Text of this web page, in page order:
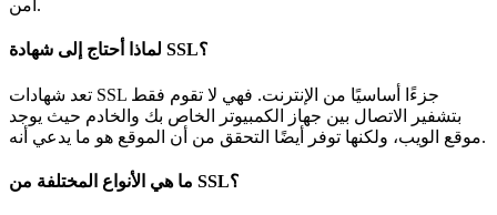
آمن.
لماذا أحتاج إلى شهادة SSL؟
تعد شهادات SSL جزءًا أساسيًا من الإنترنت. فهي لا تقوم فقط
بتشفير الاتصال بين جهاز الكمبيوتر الخاص بك والخادم حيث يوجد
موقع الويب، ولكنها توفر أيضًا التحقق من أن الموقع هو ما يدعي أنه.
ما هي الأنواع المختلفة من SSL؟